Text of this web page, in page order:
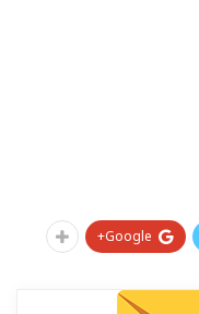
Google+